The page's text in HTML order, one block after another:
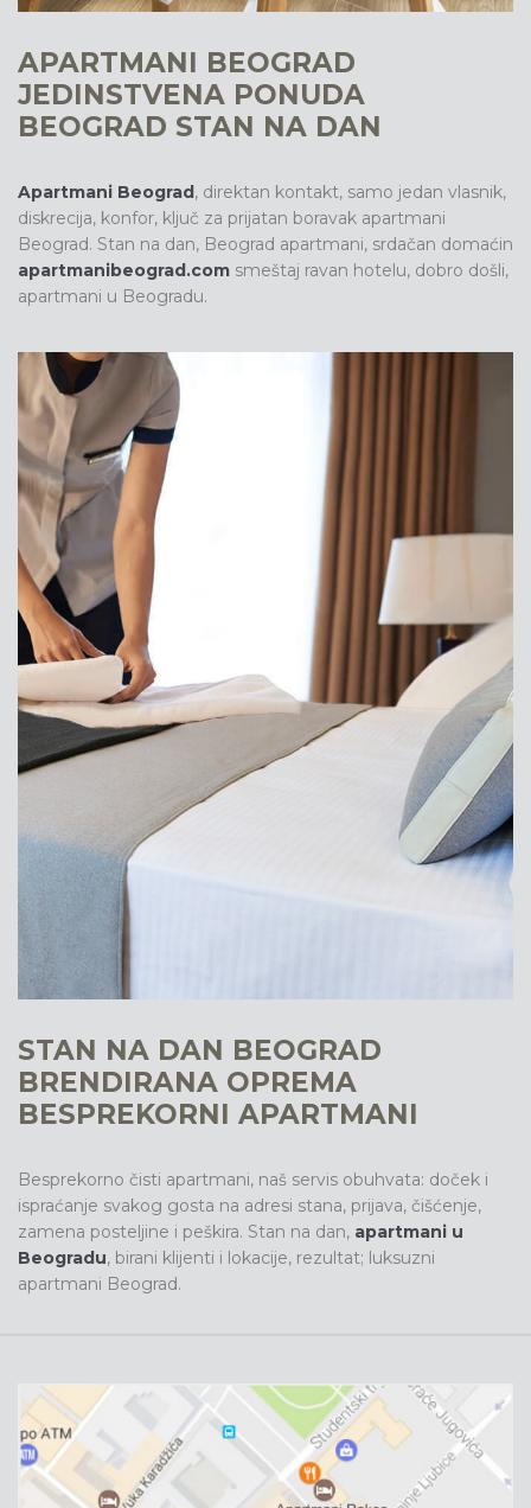
APARTMANI BEOGRAD
JEDINSTVENA PONUDA
BEOGRAD STAN NA DAN
Apartmani Beograd , direktan kontakt, samo jedan vlasnik,
diskrecija, konfor, ključ za prijatan boravak apartmani
Beograd. Stan na dan, Beograd apartmani, srdačan domaćin
apartmanibeograd.com smeštaj ravan hotelu, dobro došli,
apartmani u Beogradu.
STAN NA DAN BEOGRAD
BRENDIRANA OPREMA
BESPREKORNI APARTMANI
Besprekorno čisti apartmani, naš servis obuhvata: doček i
ispraćanje svakog gosta na adresi stana, prijava, čišćenje,
zamena posteljine i peškira. Stan na dan, apartmani u
Beogradu, birani klijenti i lokacije, rezultat; luksuzni
apartmani Beograd.